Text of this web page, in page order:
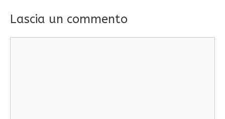
Lascia un commento